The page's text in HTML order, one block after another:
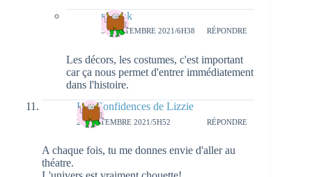
natieak
30 SEPTEMBRE 2021/6H38 RÉPONDRE
Les décors, les costumes, c'est important
car ça nous permet d'entrer immédiatement
dans l'histoire.
Les Confidences de Lizzie
29 SEPTEMBRE 2021/5H52 RÉPONDRE
A chaque fois, tu me donnes envie d'aller au
théatre.